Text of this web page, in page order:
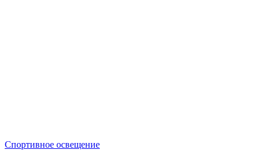
Спортивное освещение